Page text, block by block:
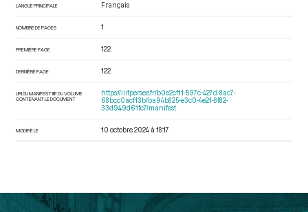
LANGUE PRINCIPALE Français
NOMBRE DE PAGES 1
PREMIÈRE PAGE 122
DERNIÈRE PAGE 122
URI DU MANIFEST IIIF DU VOLUME
CONTENANT LE DOCUMENT
https://iiif.persee.fr/b0e2cf11-597c-427d-8ac7-
68bcc0acf13b/ba94b825-e3c0-4e21-8f82-
33d949d61fc7/manifest
MODIFIÉ LE 10 octobre 2024 à 18:17